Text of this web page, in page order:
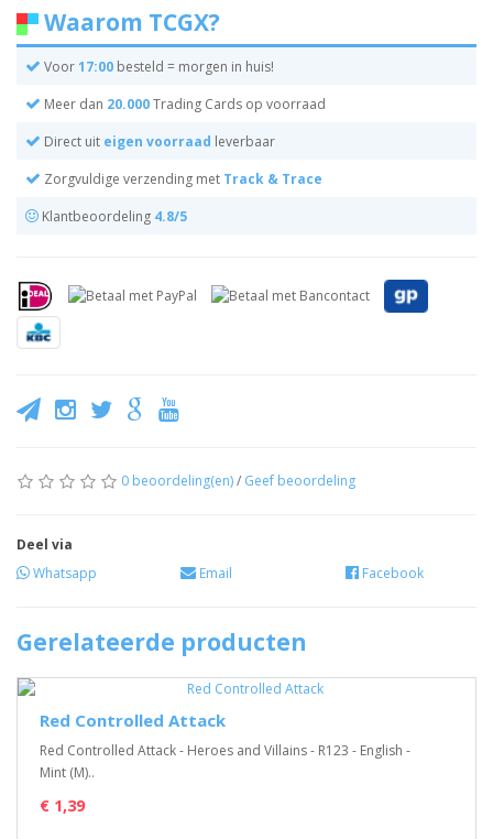
Waarom TCGX?
Voor17:00 besteld = morgen in huis!
Meer dan 20.000Trading Cards op voorraad
Direct uit eigen voorraad leverbaar
Zorgvuldige verzending met Track & Trace
Klantbeoordeling 4.8/5
0 beoordeling(en)/ Geef beoordeling
Deel via
Whatsapp
Email Facebook
Gerelateerde producten
Red Controlled Attack
Red Controlled Attack - Heroes and Villains - R123 - English -
Mint (M)..
€ 1,39